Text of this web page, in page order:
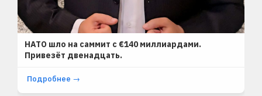
НАТО шло на саммит с €140 миллиардами.
Привезёт двенадцать.
Подробнее →